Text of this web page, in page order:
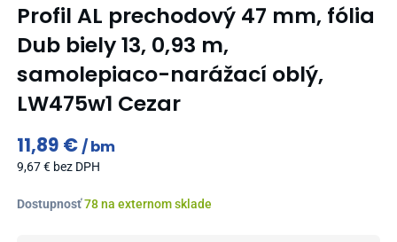
Profil AL prechodový 47 mm, fólia
Dub biely 13, 0,93 m,
samolepiaco-narážací oblý,
LW475w1 Cezar
11,89 € bm
9,67€ bez DPH
Dostupnosť78 na externom sklade
množstvo